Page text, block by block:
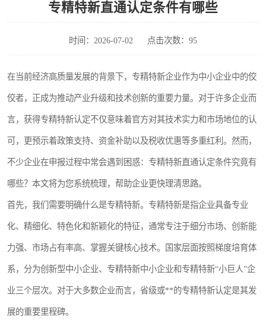
专精特新直通认定条件有哪些
时间：2026-07-02 点击次数：95
在当前经济高质量发展的背景下，专精特新企业作为中小企业中的佼
佼者，正成为推动产业升级和技术创新的重要力量。对于许多企业而
言，获得专精特新认定不仅意味着官方对其技术实力和市场地位的认
可，更预示着政策支持、资金补助以及税收优惠等多重红利。然而，
不少企业在申报过程中常会遇到困惑：专精特新直通认定条件究竟有
哪些？本文将为您系统梳理，帮助企业更快理清思路。
首先，我们需要明确什么是专精特新。专精特新是指企业具备专业
化、精细化、特色化和新颖化的特征，通常专注于细分市场、创新能
力强、市场占有率高、掌握关键核心技术。国家层面按照梯度培育体
系，分为创新型中小企业、专精特新中小企业和专精特新“小巨人”企
业三个层次。对于大多数企业而言，省级或**的专精特新认定是其发
展的重要里程碑。